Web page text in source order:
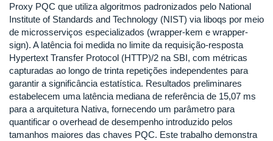
Proxy PQC que utiliza algoritmos padronizados pelo National
Institute of Standards and Technology (NIST) via liboqs por meio
de microsserviços especializados (wrapper-kem e wrapper-
sign). A latência foi medida no limite da requisição-resposta
Hypertext Transfer Protocol (HTTP)/2 na SBI, com métricas
capturadas ao longo de trinta repetições independentes para
garantir a significância estatística. Resultados preliminares
estabelecem uma latência mediana de referência de 15,07 ms
para a arquitetura Nativa, fornecendo um parâmetro para
quantificar o overhead de desempenho introduzido pelos
tamanhos maiores das chaves PQC. Este trabalho demonstra